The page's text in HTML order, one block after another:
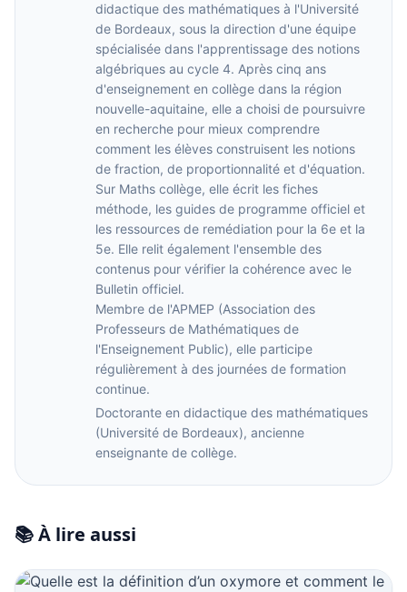
didactique des mathématiques à l'Université
de Bordeaux, sous la direction d'une équipe
spécialisée dans l'apprentissage des notions
algébriques au cycle 4. Après cinq ans
d'enseignement en collège dans la région
nouvelle-aquitaine, elle a choisi de poursuivre
en recherche pour mieux comprendre
comment les élèves construisent les notions
de fraction, de proportionnalité et d'équation.
Sur Maths collège, elle écrit les fiches
méthode, les guides de programme officiel et
les ressources de remédiation pour la 6e et la
5e. Elle relit également l'ensemble des
contenus pour vérifier la cohérence avec le
Bulletin officiel.
Membre de l'APMEP (Association des
Professeurs de Mathématiques de
l'Enseignement Public), elle participe
régulièrement à des journées de formation
continue.
Doctorante en didactique des mathématiques
(Université de Bordeaux), ancienne
enseignante de collège.
📚 À lire aussi